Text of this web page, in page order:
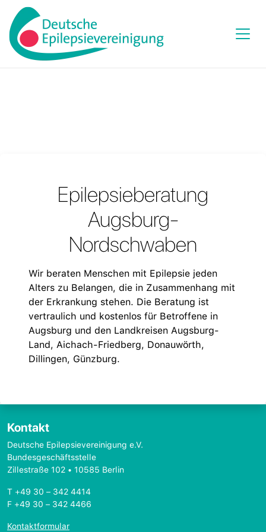
Epilepsieberatung
Augsburg-
Nordschwaben
Wir beraten Menschen mit Epilepsie jeden
Alters zu Belangen, die in Zusammenhang mit
der Erkrankung stehen. Die Beratung ist
vertraulich und kostenlos für Betroffene in
Augsburg und den Landkreisen Augsburg-
Land, Aichach-Friedberg, Donauwörth,
Dillingen, Günzburg.
Kontakt
Deutsche Epilepsievereinigung e.V.
Bundesgeschäftsstelle
Zillestraße 102 • 10585 Berlin
T +49 30 – 342 4414
F +49 30 – 342 4466
Kontaktformular